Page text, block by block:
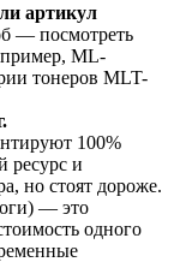
артикул
— посмотреть
ML-
тонеров MLT-
100%
ресурс и
но стоят дороже.
— это
одного